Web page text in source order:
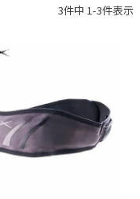
3件中 1-3件表示